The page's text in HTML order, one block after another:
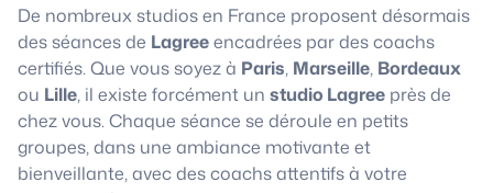
De nombreux studios en France proposent désormais
des séances de Lagreeencadrées par des coachs
certifiés. Que vous soyez à Paris, Marseille, Bordeaux
ou Lille, il existe forcément un studio Lagree près de
chez vous. Chaque séance se déroule en petits
groupes, dans une ambiance motivante et
bienveillante, avec des coachs attentifs à votre